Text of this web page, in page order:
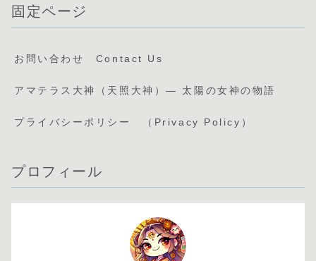
固定ページ
お問い合わせ Contact Us
アマテラス大神（天照大神）— 太陽の女神の物語
プライバシーポリシー （Privacy Policy）
プロフィール